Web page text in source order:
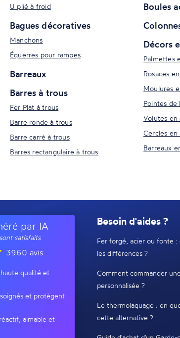
U plié à froid
Bagues décoratives
Manchons
Équerres pour rampes
Barreaux
Barres à trous
Fer Plat à trous
Barre ronde à trous
Barre carré à trous
Barres rectangulaire à trous
Boules
Décors
Palmettes
Rosaces
Moulures
Pointes de
Volutes en
Cercles en
Barreaux
par IA
satisfaits
3960 avis
qualité et
et protègent
aimable et
Besoin d'aides ?
Fer forgé, acier ou fonte :
les différences ?
Comment commander
personnalisée ?
Le thermolaquage : en
cette alternative ?